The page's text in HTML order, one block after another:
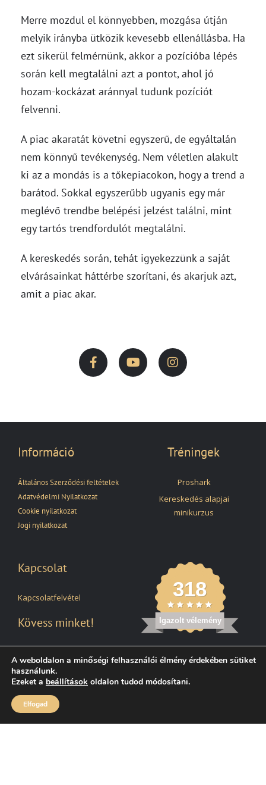
Merre mozdul el könnyebben, mozgása útján
melyik irányba ütközik kevesebb ellenállásba. Ha
ezt sikerül felmérnünk, akkor a pozícióba lépés
során kell megtalálni azt a pontot, ahol jó
hozam-kockázat aránnyal tudunk pozíciót
felvenni.
A piac akaratát követni egyszerű, de egyáltalán
nem könnyű tevékenység. Nem véletlen alakult
ki az a mondás is a tőkepiacokon, hogy a trend a
barátod. Sokkal egyszerűbb ugyanis egy már
meglévő trendbe belépési jelzést találni, mint
egy tartós trendfordulót megtalálni.
A kereskedés során, tehát igyekezzünk a saját
elvárásainkat háttérbe szorítani, és akarjuk azt,
amit a piac akar.
Információ
Általános Szerződési feltételek
Adatvédelmi Nyilatkozat
Cookie nyilatkozat
Jogi nyilatkozat
Tréningek
Proshark
Kereskedés alapjai
minikurzus
Kapcsolat
Kapcsolatfelvétel
Kövess minket!
318
Igazolt vélemény
Kiemelt partnereink
A weboldalon a minőségi felhasználói élmény érdekében sütiket
használunk.
Ezeket a beállítások oldalon tudod módosítani.
Elfogad